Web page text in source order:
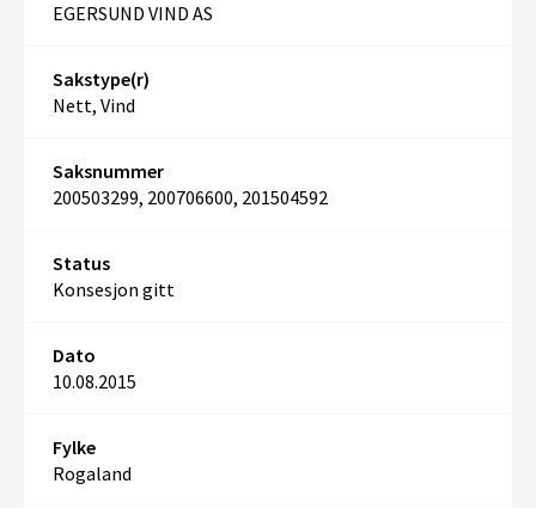
EGERSUND VIND AS
Sakstype(r)
Nett, Vind
Saksnummer
200503299, 200706600, 201504592
Status
Konsesjon gitt
Dato
10.08.2015
Fylke
Rogaland